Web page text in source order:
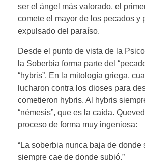
ser el ángel más valorado, el
comete el mayor de los pecados y
expulsado del paraíso.
Desde el punto de vista de la
la Soberbia forma parte del
“hybris”. En la mitología griega,
lucharon contra los dioses para
cometieron hybris. Al hybris
“némesis”, que es la caída.
proceso de forma muy ingeniosa:
“La soberbia nunca baja de donde
siempre cae de donde subió.”